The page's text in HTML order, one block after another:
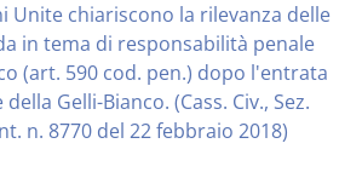
Unite chiariscono la rilevanza delle
in tema di responsabilità penale
(art. 590 cod. pen.) dopo l'entrata
Gelli-Bianco. (Cass. Civ., Sez.
n. 8770 del 22 febbraio 2018)